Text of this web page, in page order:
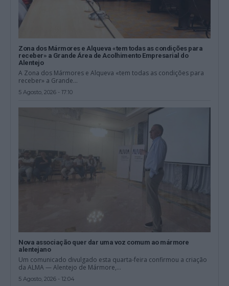
Zona dos Mármores e Alqueva «tem todas as condições para
receber» a Grande Área de Acolhimento Empresarial do
Alentejo
A Zona dos Mármores e Alqueva «tem todas as condições para
receber» a Grande...
5 Agosto, 2026 - 17:10
Nova associação quer dar uma voz comum ao mármore
alentejano
Um comunicado divulgado esta quarta-feira confirmou a criação
da ALMA — Alentejo de Mármore,...
5 Agosto, 2026 - 12:04